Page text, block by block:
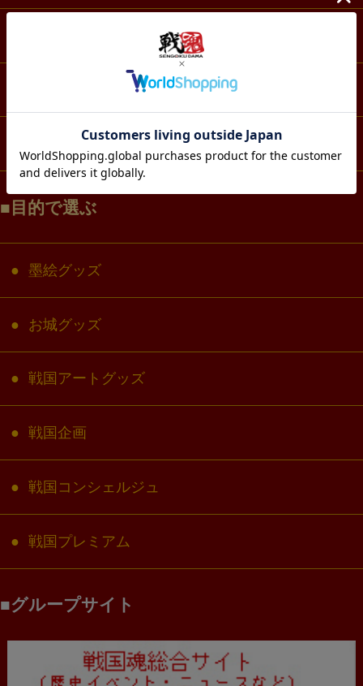
スマホ・IT・メディア
コラボ・キャラクター
目的で選ぶ
墨絵グッズ
お城グッズ
戦国アートグッズ
戦国企画
戦国コンシェルジュ
戦国プレミアム
グループサイト